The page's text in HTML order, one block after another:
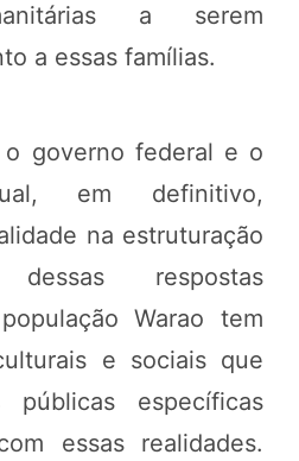
a serem
a essas famílias.
o governo federal e o
em definitivo,
na estruturação
respostas
Warao tem
e sociais que
públicas específicas
essas realidades.